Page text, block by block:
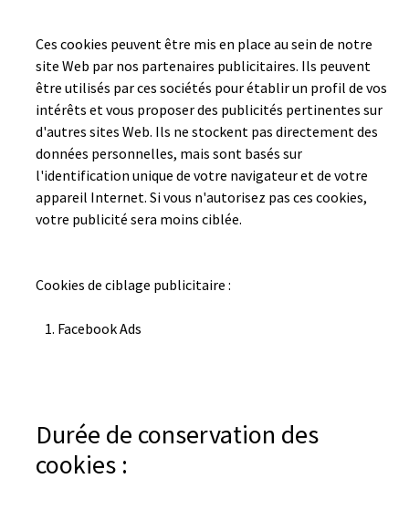
Ces cookies peuvent être mis en place au sein de notre
site Web par nos partenaires publicitaires. Ils peuvent
être utilisés par ces sociétés pour établir un profil de vos
intérêts et vous proposer des publicités pertinentes sur
d'autres sites Web. Ils ne stockent pas directement des
données personnelles, mais sont basés sur
l'identification unique de votre navigateur et de votre
appareil Internet. Si vous n'autorisez pas ces cookies,
votre publicité sera moins ciblée.
Cookies de ciblage publicitaire :
Facebook Ads
Durée de conservation des
cookies :